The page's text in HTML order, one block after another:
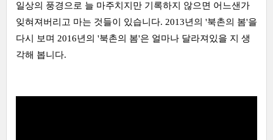
일상의 풍경으로 늘 마주치지만 기록하지 않으면 어느샌가
잊혀져버리고 마는 것들이 있습니다. 2013년의 '북촌의 봄'을
다시 보며 2016년의 '북촌의 봄'은 얼마나 달라져있을 지 생
각해 봅니다.